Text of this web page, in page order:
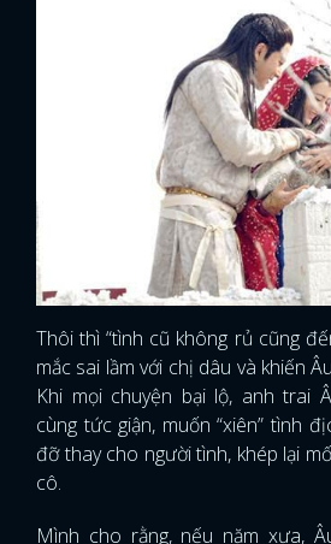
Thôi thì “tình cũ không rủ cũng
mắc sai lầm với chị dâu và khiến
Khi mọi chuyện bại lộ, anh trai
cùng tức giận, muốn “xiên” tình
đỡ thay cho người tình, khép lại
cô.
Mình cho rằng, nếu năm xưa,